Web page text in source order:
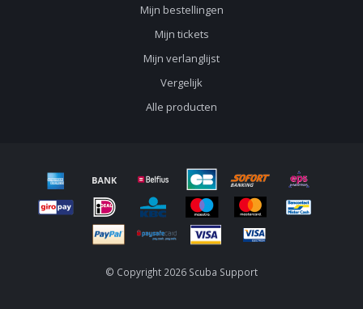
Mijn bestellingen
Mijn tickets
Mijn verlanglijst
Vergelijk
Alle producten
© Copyright 2026 Scuba Support